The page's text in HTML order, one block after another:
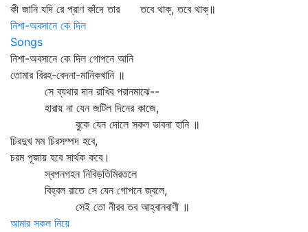
কী জানি যদি রে প্রাণ কাঁদে তার তবে থাক্‌, তবে থাক্‌॥
নিশা-অবসানে কে দিল
Songs
নিশা-অবসানে কে দিল গোপনে আনি
তোমার বিরহ-বেদনা-মানিকখানি ॥
সে ব্যথার দান রাখিব পরানমাঝে--
হারায় না যেন জটিল দিনের কাজে,
বুকে যেন দোলে সকল ভাবনা হানি ॥
চিরদুখ মম চিরসম্পদ হবে,
চরম পূজায় হবে সার্থক কবে।
স্বপনগহন নিবিড়তিমিরতলে
বিহ্বল রাতে সে যেন গোপনে জ্বলে,
সেই তো নীরব তব আহ্বানবাণী ॥
আমার সকল নিয়ে